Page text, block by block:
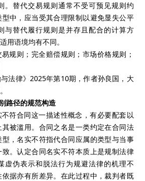
。替代交易规则通常不受可预见规则约
中，应当受其合理限制以避免显失公平
与替代履行规则是并存且配合的计算方
用语境均有不同。
易规则；完全赔偿规则；市场价格规则；
法律》2025年第10期，作者孙良国，大
路径的规范构造
不符合同这一描述性概念，有必要配套以
被滥用。合同之名是一类约定在合同法
，名实不符指代合同应属的类型与当事
。认定合同名实不符本质上是规制法律
虚伪表示和脱法行为规避法律的机理不
据亦有所差异。在此过程中，裁判者既